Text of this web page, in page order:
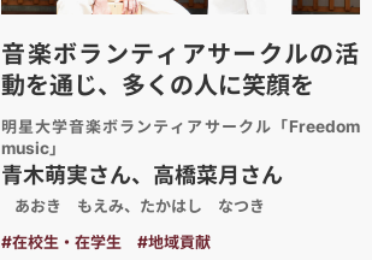
音楽ボランティアサークルの活
動を通じ、多くの人に笑顔を
明星大学音楽ボランティアサークル「Freedom
music」
青木萌実さん、高橋菜月さん
あおき もえみ、たかはし なつき
#在校生・在学生 #地域貢献